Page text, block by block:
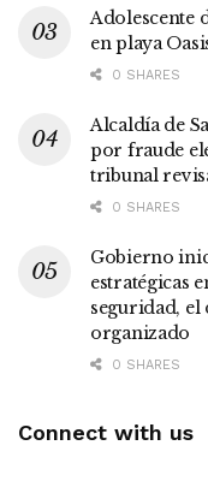
Adolescente
en playa
0 SHARES
Alcaldía de
por fraude
tribunal
0 SHARES
Gobierno
estratégicas
seguridad,
organizado
0 SHARES
Connect with us